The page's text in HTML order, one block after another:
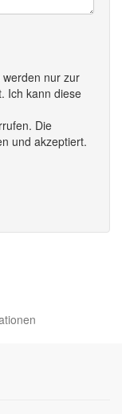
nur zur
Ich kann diese
Die
und akzeptiert.